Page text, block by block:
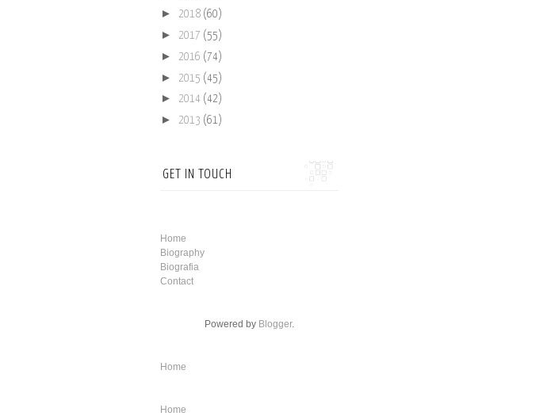
► 2018 (60)
► 2017 (55)
► 2016 (74)
► 2015 (45)
► 2014 (42)
► 2013 (61)
GET IN TOUCH
Home
Biography
Biografia
Contact
Powered by Blogger.
Home
Home